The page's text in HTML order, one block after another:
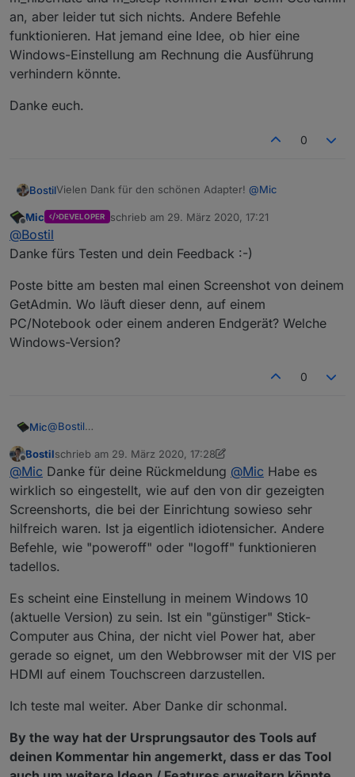
an, aber leider tut sich nichts. Andere Befehle
funktionieren. Hat jemand eine Idee, ob hier eine
Windows-Einstellung am Rechnung die Ausführung
verhindern könnte.
Danke euch.
0
BostilVielen Dank für den schönen Adapter! @Mic
Habe es an meinem Stick-PC nun eingerichtet, aber
an, aber leider tut sich nichts. Andere Befehle
Windows-Einstellung am Rechnung die Ausführung
Danke euch.
Offline
Mic DEVELOPER schrieb am 29. März 2020, 17:21
zuletzt editiert von
@Bostil
Danke fürs Testen und dein Feedback :-)
Poste bitte am besten mal einen Screenshot von deinem
GetAdmin. Wo läuft dieser denn, auf einem
PC/Notebook oder einem anderen Endgerät? Welche
Windows-Version?
0
Mic@Bostil
Poste bitte am besten mal einen Screenshot von deinem
GetAdmin. Wo läuft dieser denn, auf einem PC/Notebook
oder einem anderen Endgerät? Welche Windows-Version?
Offline
Bostilschrieb am 29. März 2020, 17:28
zuletzt editiert von Bostil
@Mic Danke für deine Rückmeldung @Mic Habe es
wirklich so eingestellt, wie auf den von dir gezeigten
Screenshorts, die bei der Einrichtung sowieso sehr
hilfreich waren. Ist ja eigentlich idiotensicher. Andere
Befehle, wie "poweroff" oder "logoff" funktionieren
tadellos.
Es scheint eine Einstellung in meinem Windows 10
(aktuelle Version) zu sein. Ist ein "günstiger" Stick-
Computer aus China, der nicht viel Power hat, aber
gerade so eignet, um den Webbrowser mit der VIS per
HDMI auf einem Touchscreen darzustellen.
Ich teste mal weiter. Aber Danke dir schonmal.
By the way hat der Ursprungsautor des Tools auf
deinen Kommentar hin angemerkt, dass er das Tool